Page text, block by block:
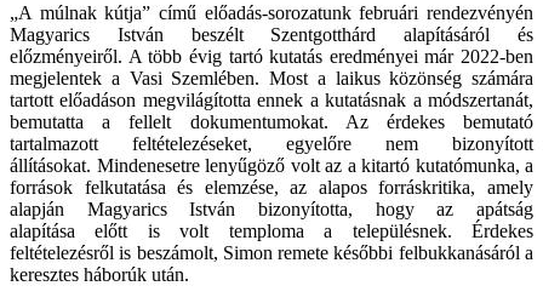
„A múlnak kútja” című előadás-sorozatunk februári rendezvényén
Magyarics István beszélt Szentgotthárd alapításáról és
előzményeiről. A több évig tartó kutatás eredményei már 2022-ben
megjelentek a Vasi Szemlében. Most a laikus közönség számára
tartott előadáson megvilágította ennek a kutatásnak a módszertanát,
bemutatta a fellelt dokumentumokat. Az érdekes bemutató
tartalmazott feltételezéseket, egyelőre nem bizonyított
állításokat. Mindenesetre lenyűgöző volt az a kitartó kutatómunka, a
források felkutatása és elemzése, az alapos forráskritika, amely
alapján Magyarics István bizonyította, hogy az apátság
alapításaelőtt is volt temploma a településnek. Érdekes
feltételezésről is beszámolt, Simon remetekésőbbi felbukkanásáról a
keresztes háborúk után.